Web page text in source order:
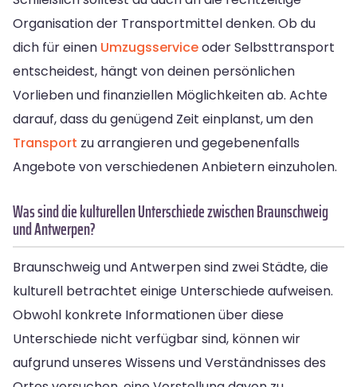
Organisation der Transportmittel denken. Ob du
dich für einen Umzugsserviceoder Selbsttransport
entscheidest, hängt von deinen persönlichen
Vorlieben und finanziellen Möglichkeiten ab. Achte
darauf, dass du genügend Zeit einplanst, um den
Transport zu arrangieren und gegebenenfalls
Angebote von verschiedenen Anbietern einzuholen.
Was sind die kulturellen Unterschiede zwischen Braunschweig
und Antwerpen?
Braunschweig und Antwerpen sind zwei Städte, die
kulturell betrachtet einige Unterschiede aufweisen.
Obwohl konkrete Informationen über diese
Unterschiede nicht verfügbar sind, können wir
aufgrund unseres Wissens und Verständnisses des